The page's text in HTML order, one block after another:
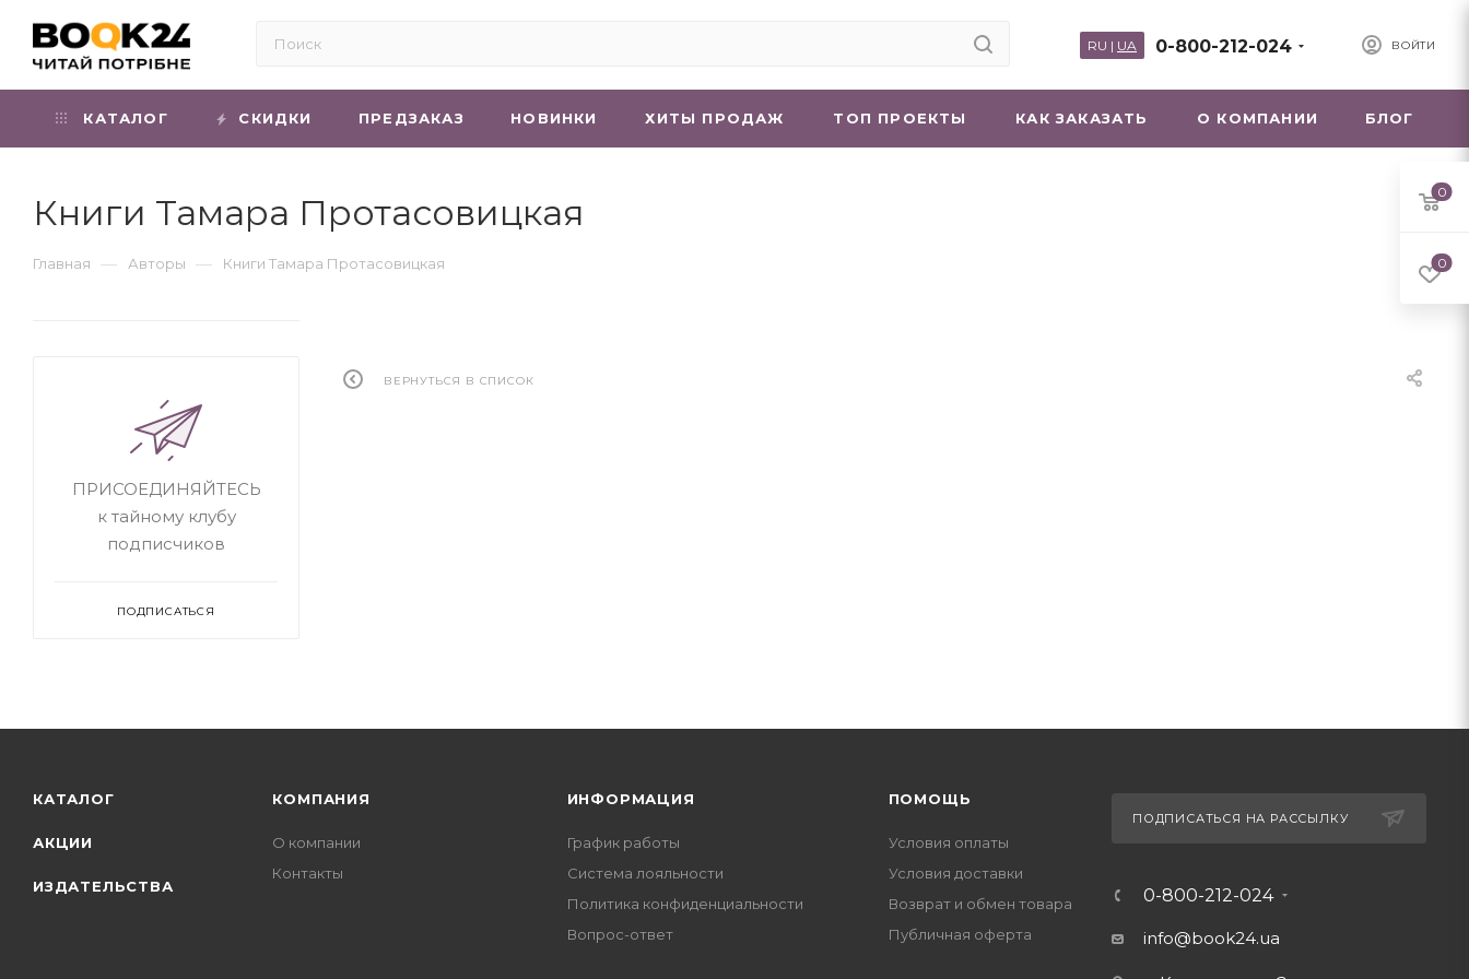
ВОЙТИ
0-800-212-024
RU | UA
КАТАЛОГ СКИДКИ ПРЕДЗАКАЗ НОВИНКИ ХИТЫ ПРОДАЖ ТОП ПРОЕКТЫ КАК ЗАКАЗАТЬ О КОМПАНИИ БЛОГ
Книги Тамара Протасовицкая
Главная — Авторы — Книги Тамара Протасовицкая
ВЕРНУТЬСЯ В СПИСОК
ПРИСОЕДИНЯЙТЕСЬ
к тайному клубу
подписчиков
ПОДПИСАТЬСЯ
КАТАЛОГ
АКЦИИ
ИЗДАТЕЛЬСТВА
КОМПАНИЯ
О компании
Контакты
ИНФОРМАЦИЯ
График работы
Система лояльности
Политика конфиденциальности
Вопрос-ответ
ПОМОЩЬ
Условия оплаты
Условия доставки
Возврат и обмен товара
Публичная оферта
ПОДПИСАТЬСЯ НА РАССЫЛКУ
0-800-212-024
info@book24.ua
0
0